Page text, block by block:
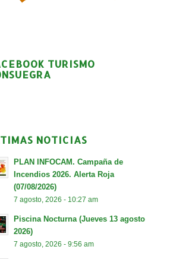
TURISMO
NOTICIAS
PLAN INFOCAM. Campaña de
Incendios 2026. Alerta Roja
(07/08/2026)
7 agosto, 2026 - 10:27 am
Piscina Nocturna (Jueves 13 agosto
2026)
7 agosto, 2026 - 9:56 am